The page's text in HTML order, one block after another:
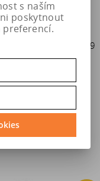
Sněhové řetězy RSS 79
SERVO SPORT
5 735 Kč
7 169 Kč
s naším
poskytnout
preferencí.